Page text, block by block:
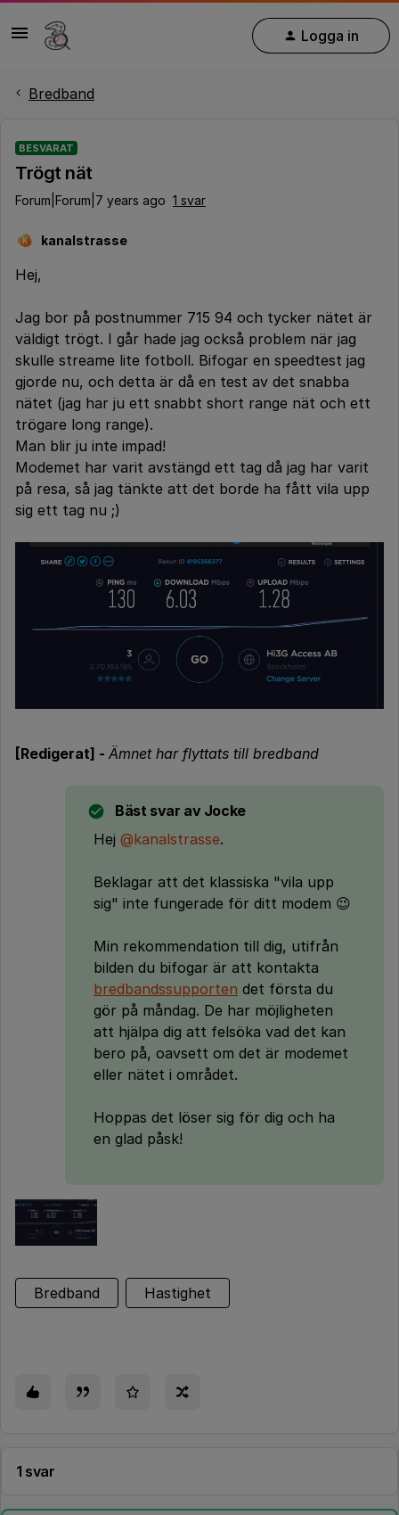
Logga in
Bredband
BESVARAT
Trögt nät
Forum|Forum|7 years ago 1 svar
K kanalstrasse
Hej,
Jag bor på postnummer 715 94 och tycker nätet är
väldigt trögt. I går hade jag också problem när jag
skulle streame lite fotboll. Bifogar en speedtest jag
gjorde nu, och detta är då en test av det snabba
nätet (jag har ju ett snabbt short range nät och ett
trögare long range).
Man blir ju inte impad!
Modemet har varit avstängd ett tag då jag har varit
på resa, så jag tänkte att det borde ha fått vila upp
sig ett tag nu ;)
[Redigerat] - Ämnet har flyttats till bredband
Bäst svar av Jocke
Hej @kanalstrasse.
Beklagar att det klassiska "vila upp
sig" inte fungerade för ditt modem 😉
Min rekommendation till dig, utifrån
bilden du bifogar är att kontakta
bredbandssupporten det första du
gör på måndag. De har möjligheten
att hjälpa dig att felsöka vad det kan
bero på, oavsett om det är modemet
eller nätet i området.
Hoppas det löser sig för dig och ha
en glad påsk!
Bredband Hastighet
1 svar